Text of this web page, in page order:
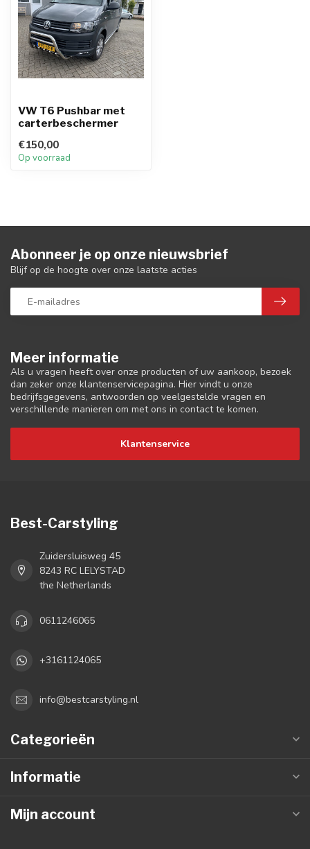
VW T6 Pushbar met
carterbeschermer
€150,00
Op voorraad
Meer informatie
Als u vragen heeft over onze producten of uw aankoop, bezoek
dan zeker onze klantenservicepagina. Hier vindt u onze
bedrijfsgegevens, antwoorden op veelgestelde vragen en
verschillende manieren om met ons in contact te komen.
Klantenservice
Abonneer je op onze nieuwsbrief
Blijf op de hoogte over onze laatste acties
Best-Carstyling
Zuidersluisweg 45
8243 RC LELYSTAD
the Netherlands
0611246065
+3161124065
info@bestcarstyling.nl
Categorieën
Informatie
Mijn account